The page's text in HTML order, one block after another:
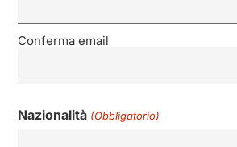
Conferma email
Nazionalità (Obbligatorio)